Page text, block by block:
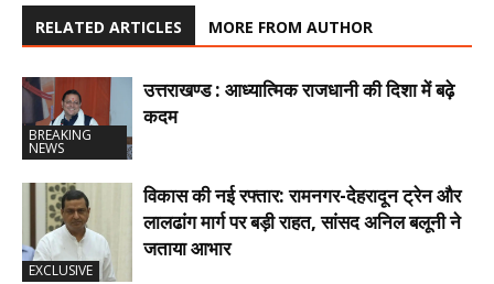
RELATED ARTICLES MORE FROM AUTHOR
BREAKING
NEWS
उत्तराखण्ड : आध्यात्मिक राजधानी की दिशा में बढ़े
कदम
EXCLUSIVE
विकास की नई रफ्तार: रामनगर-देहरादून ट्रेन और
लालढांग मार्ग पर बड़ी राहत, सांसद अनिल बलूनी ने
जताया आभार